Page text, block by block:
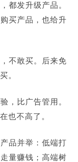
都发升级产品。
买产品，也给升
不敢买。后来免
。
，比广告管用。
也不高了。
品并举：低端打
量赚钱；高端树